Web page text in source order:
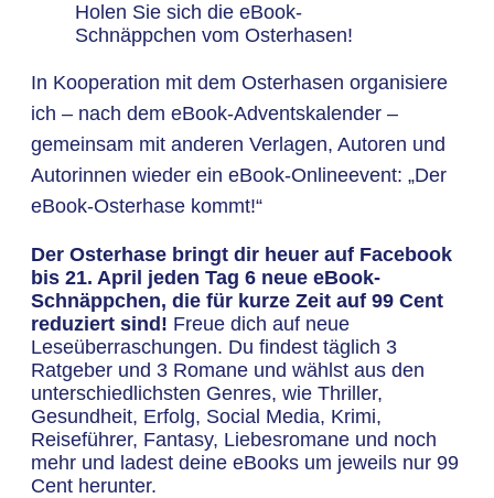
Holen Sie sich die eBook-
Schnäppchen vom Osterhasen!
In Kooperation mit dem Osterhasen organisiere
ich – nach dem eBook-Adventskalender –
gemeinsam mit anderen Verlagen, Autoren und
Autorinnen wieder ein eBook-Onlineevent: „Der
eBook-Osterhase kommt!“
Der Osterhase bringt dir heuer auf Facebook
bis 21. April jeden Tag 6 neue eBook-
Schnäppchen, die für kurze Zeit auf 99 Cent
reduziert sind! Freue dich auf neue
Leseüberraschungen. Du findest täglich 3
Ratgeber und 3 Romane und wählst aus den
unterschiedlichsten Genres, wie Thriller,
Gesundheit, Erfolg, Social Media, Krimi,
Reiseführer, Fantasy, Liebesromane und noch
mehr und ladest deine eBooks um jeweils nur 99
Cent herunter.